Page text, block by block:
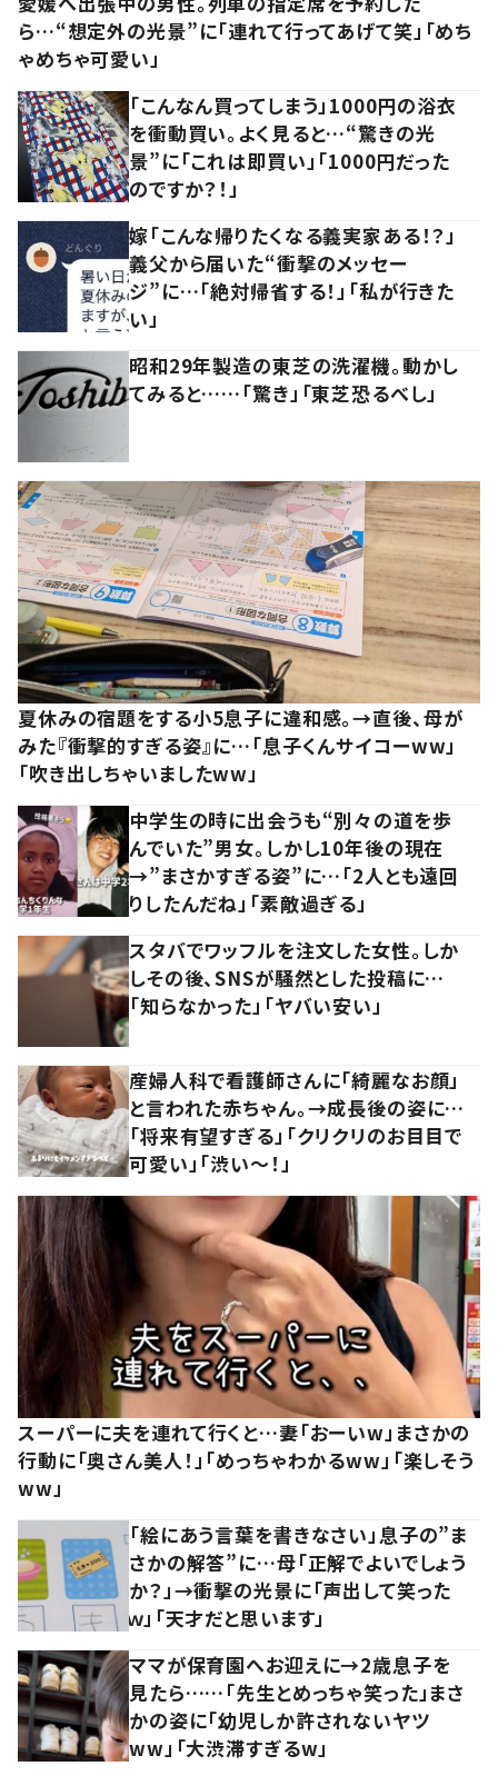
ら…“想定外の光景”に「連れて行ってあげて笑」「めち
ゃめちゃ可愛い」
「こんなん買ってしまう」1000円の浴衣
を衝動買い。よく見ると…“驚きの光
景”に「これは即買い」「1000円だった
のですか？！」
嫁「こんな帰りたくなる義実家ある！？」
義父から届いた“衝撃のメッセー
ジ”に…「絶対帰省する！」「私が行きた
い」
昭和29年製造の東芝の洗濯機。動かし
てみると……「驚き」「東芝恐るべし」
夏休みの宿題をする小5息子に違和感。→直後、母が
みた『衝撃的すぎる姿』に…「息子くんサイコーww」
「吹き出しちゃいましたww」
中学生の時に出会うも“別々の道を歩
んでいた”男女。しかし10年後の現在
→”まさかすぎる姿”に…「2人とも遠回
りしたんだね」「素敵過ぎる」
スタバでワッフルを注文した女性。しか
しその後、SNSが騒然とした投稿に…
「知らなかった」「ヤバい安い」
産婦人科で看護師さんに「綺麗なお顔」
と言われた赤ちゃん。→成長後の姿に…
「将来有望すぎる」「クリクリのお目目で
可愛い」「渋い～！」
スーパーに夫を連れて行くと…妻「おーいw」まさかの
行動に「奥さん美人！」「めっちゃわかるww」「楽しそう
ww」
「絵にあう言葉を書きなさい」息子の”ま
さかの解答”に…母「正解でよいでしょう
か？」→衝撃の光景に「声出して笑った
ｗ」「天才だと思います」
ママが保育園へお迎えに→2歳息子を
見たら……「先生とめっちゃ笑った」まさ
かの姿に「幼児しか許されないヤツ
ww」「大渋滞すぎるw」